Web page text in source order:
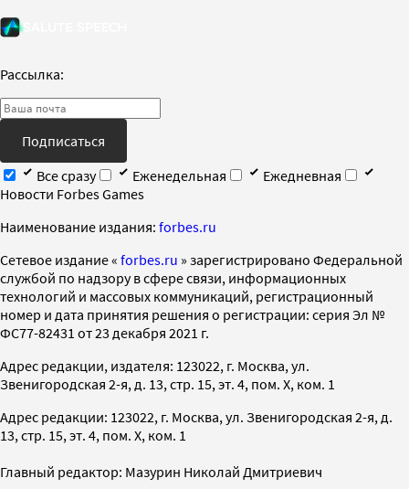
Рассылка:
Подписаться
Все сразу
Еженедельная
Ежедневная
Новости Forbes Games
Наименование издания: forbes.ru
Cетевое издание « forbes.ru » зарегистрировано Федеральной
службой по надзору в сфере связи, информационных
технологий и массовых коммуникаций, регистрационный
номер и дата принятия решения о регистрации: серия Эл №
ФС77-82431 от 23 декабря 2021 г.
Адрес редакции, издателя: 123022, г. Москва, ул.
Звенигородская 2-я, д. 13, стр. 15, эт. 4, пом. X, ком. 1
Адрес редакции: 123022, г. Москва, ул. Звенигородская 2-я, д.
13, стр. 15, эт. 4, пом. X, ком. 1
Главный редактор: Мазурин Николай Дмитриевич